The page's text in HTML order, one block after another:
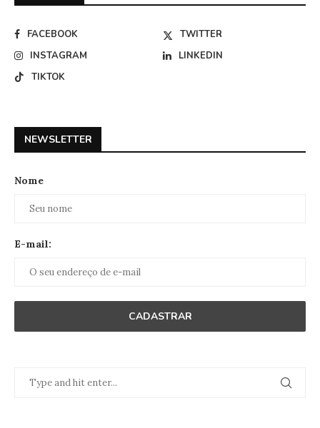
FACEBOOK
TWITTER
INSTAGRAM
LINKEDIN
TIKTOK
NEWSLETTER
Nome
E-mail: